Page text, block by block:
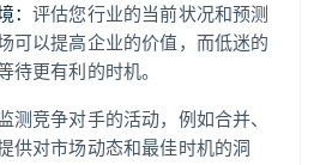
评估您行业的当前状况和预测
可以提高企业的价值，而低迷的
待更有利的时机。
测竞争对手的活动，例如合并、
供对市场动态和最佳时机的洞